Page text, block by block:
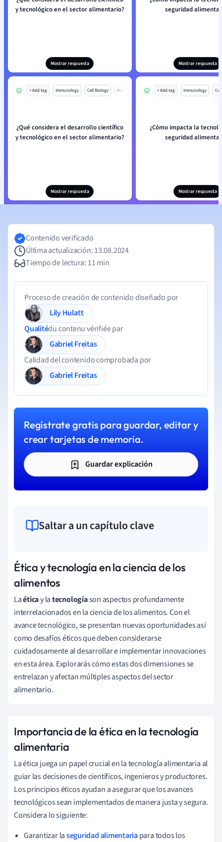
y tecnológico en el sector alimentario?
Mostrar respuesta
seguridad
Mostrar respuesta
+ Add tag Immunology Cell Biology Mo
¿Qué considera el desarrollo científico
y tecnológico en el sector alimentario?
Mostrar respuesta
+ Add tag Immunology
¿Cómo impacta la
seguridad
Mostrar respuesta
Contenido verificado
Última actualización: 13.08.2024
Tiempo de lectura: 11 min
Proceso de creación de contenido diseñado por
Lily Hulatt
Qualitédu contenu vérifiée par
Gabriel Freitas
Calidad del contenido comprobada por
Gabriel Freitas
Regístrate gratis para guardar, editar y
crear tarjetas de memoria.
Guardar explicación
Saltar a un capítulo clave
Ética y tecnología en la ciencia de los
alimentos
Laéticay latecnologíason aspectos profundamente
interrelacionados en la ciencia de los alimentos. Con el
avance tecnológico, se presentan nuevas oportunidades así
como desafíos éticos que deben considerarse
cuidadosamente al desarrollar e implementar innovaciones
en esta área. Explorarás cómo estas dos dimensiones se
entrelazan y afectan múltiples aspectos del sector
alimentario.
Importancia de la ética en la tecnología
alimentaria
La ética juega un papel crucial en la tecnología alimentaria al
guiar las decisiones de científicos, ingenieros y productores.
Los principios éticos ayudan a asegurar que los avances
tecnológicos sean implementados de manera justa y segura.
Considera lo siguiente:
Garantizar laseguridad alimentariapara todos los